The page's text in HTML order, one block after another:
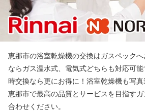
恵那市の浴室乾燥機の交換はガスペック
ならガス温水式、電気式どちらも対応可
時交換なら更にお得に！浴室乾燥機も写真
恵那市で最高の品質とサービスを目指す
合わせください。